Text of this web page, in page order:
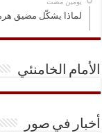
‏يومين مضت
لماذا يشكّل مضيق
الأمام الخامنئي
أخبار في صور